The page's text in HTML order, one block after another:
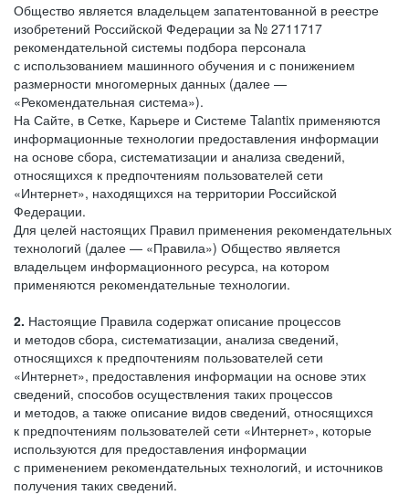
Общество является владельцем запатентованной в реестре
изобретений Российской Федерации за № 2711717
рекомендательной системы подбора персонала
с использованием машинного обучения и с понижением
размерности многомерных данных (далее —
«Рекомендательная система»).
На Сайте, в Сетке, Карьере и Системе Talantix применяются
информационные технологии предоставления информации
на основе сбора, систематизации и анализа сведений,
относящихся к предпочтениям пользователей сети
«Интернет», находящихся на территории Российской
Федерации.
Для целей настоящих Правил применения рекомендательных
технологий (далее — «Правила») Общество является
владельцем информационного ресурса, на котором
применяются рекомендательные технологии.
2. Настоящие Правила содержат описание процессов
и методов сбора, систематизации, анализа сведений,
относящихся к предпочтениям пользователей сети
«Интернет», предоставления информации на основе этих
сведений, способов осуществления таких процессов
и методов, а также описание видов сведений, относящихся
к предпочтениям пользователей сети «Интернет», которые
используются для предоставления информации
с применением рекомендательных технологий, и источников
получения таких сведений.